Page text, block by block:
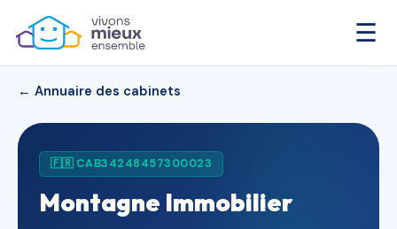
☰
← Annuaire des cabinets
🇫🇷 CAB34248457300023
Montagne Immobilier